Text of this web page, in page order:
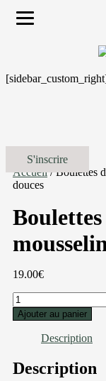
S'inscrire
Accueil/ Boulettes
douces
Boulettes
19.00€
quantité
de
Boulettes
épicées,
mousseline
Ajouter au panier
Description
Description